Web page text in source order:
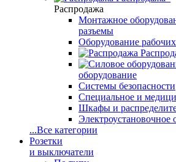
Распродажа
Монтажное
разъемы
Оборудование
оборудование
Системы безопасности
Специальное и
Шкафы и
Электроустановочное
...Все категории
Розетки
и выключатели